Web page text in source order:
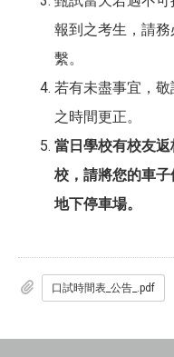
報到之考生，請
繫。
若有未盡事宜，
之時間更正。
當日學校有校友
校，請將您的車
地下停車場。
口試時間表_公告_.pdf